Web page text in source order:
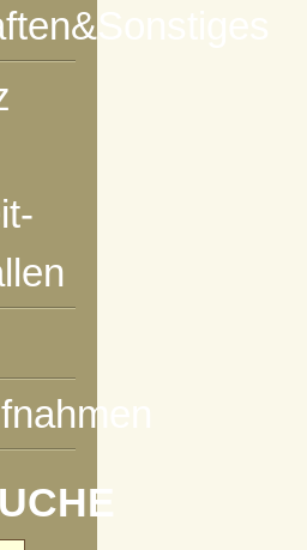
vorheriges Foto
zur Kategorie-Übersicht